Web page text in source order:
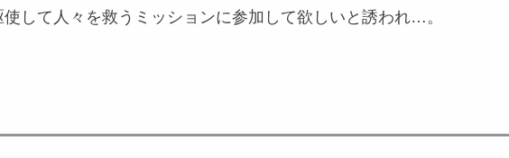
して人々を救うミッションに参加して欲しいと誘われ…。